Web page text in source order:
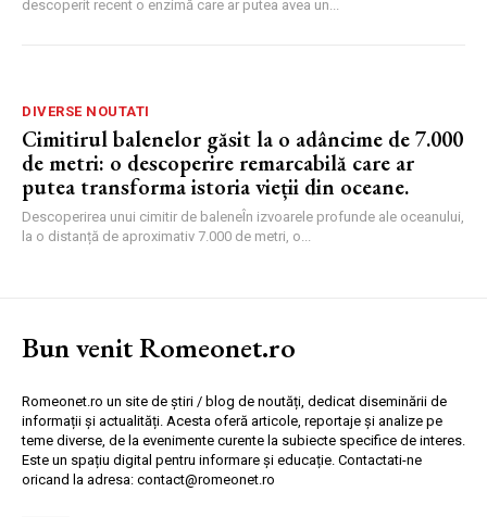
descoperit recent o enzimă care ar putea avea un...
DIVERSE NOUTATI
Cimitirul balenelor găsit la o adâncime de 7.000
de metri: o descoperire remarcabilă care ar
putea transforma istoria vieții din oceane.
Descoperirea unui cimitir de baleneÎn izvoarele profunde ale oceanului,
la o distanță de aproximativ 7.000 de metri, o...
Bun venit Romeonet.ro
Romeonet.ro un site de știri / blog de noutăți, dedicat diseminării de
informații și actualități. Acesta oferă articole, reportaje și analize pe
teme diverse, de la evenimente curente la subiecte specifice de interes.
Este un spațiu digital pentru informare și educație. Contactati-ne
oricand la adresa: contact@romeonet.ro